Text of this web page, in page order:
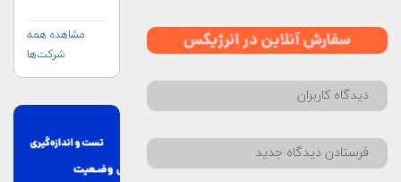
دیدگاه کاربران
فرستادن دیدگاه جدید
اضطراری (UN-
مشاهده همه
شرکت‌ها